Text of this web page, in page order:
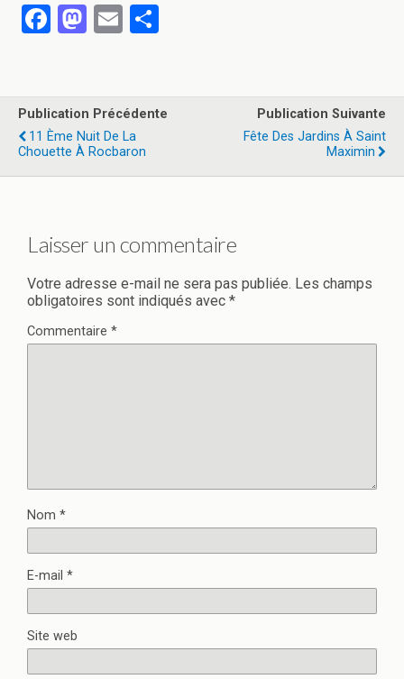
F
b
o
o
M
o
d
o
E
g
Publication Précédente
11 Ème Nuit De La
Chouette À Rocbaron
Publication Suivante
Fête Des Jardins À Saint
Maximin
Laisser un commentaire
Votre adresse e-mail ne sera pas publiée. Les champs
obligatoires sont indiqués avec *
Commentaire *
Nom *
E-mail *
Site web